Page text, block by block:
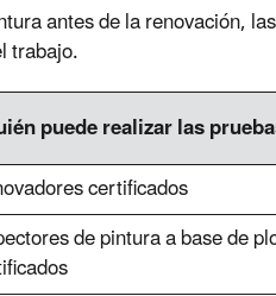
antes de la renovación,
trabajo.
puede realizar las
certificados
de pintura a base de